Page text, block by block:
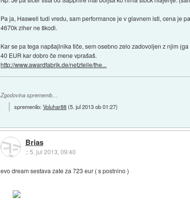
Pa ja, Haswell tudi vredu, sam performance je v glavnem isti, cena je
4670k ziher ne škodi.
Kar se pa tega napšajlnika tiče, sem osebno zelo zadovoljen z njim
40 EUR kar dobro če mene vprašaš.
http://www.awardfabrik.de/netzteile/the...
Zgodovina sprememb…
spremenilo:Voluhar88(5. jul 2013 ob 01:27)
Brias
::5. jul 2013, 09:40
evo dream sestava zate za 723 eur ( s postnino )